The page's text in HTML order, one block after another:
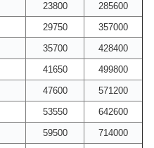
23800
285600
29750
357000
35700
428400
41650
499800
47600
571200
53550
642600
59500
714000